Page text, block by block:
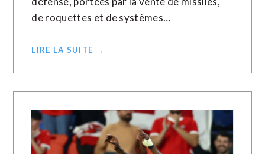
de roquettes et de systèmes…
LIRE LA SUITE →